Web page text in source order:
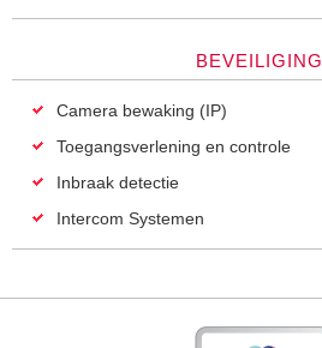
BEVEILIGING
Camera bewaking (IP)
Toegangsverlening en controle
Inbraak detectie
Intercom Systemen